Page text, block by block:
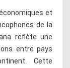
et
de la
reflète une
entre pays
Cette